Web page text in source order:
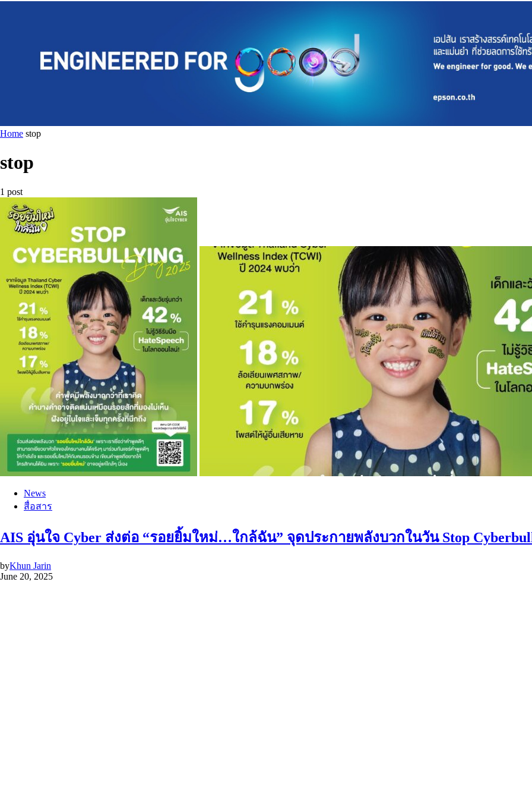
Home stop
stop
1 post
News
สื่อสาร
AIS อุ่นใจ Cyber ส่งต่อ “รอยยิ้มใหม่…ใกล้ฉัน” จุดประกายพลังบวกในวัน Stop
byKhun Jarin
June 20, 2025